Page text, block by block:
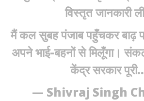
विस्तृत जानकारी
मैं कल सुबह पंजाब पहुँचकर बाढ़
अपने भाई-बहनों से मिलूँगा।
केंद्र सरकार
— Shivraj Singh